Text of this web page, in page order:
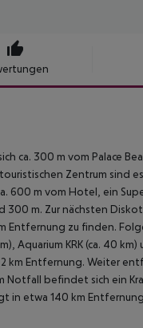
ca. 300 m vom Palace
Zentrum sind es
600 m vom Hotel, ein
300 m. Zur nächsten
Entfernung zu finden.
Aquarium KRK (ca. 40 km)
2 km Entfernung. Weiter
Notfall befindet sich ein
in etwa 140 km